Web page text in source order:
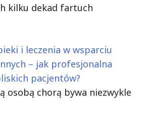
kilku dekad fartuch
i leczenia w wsparciu
– jak profesjonalna
pacjentów?
osobą chorą bywa niezwykle